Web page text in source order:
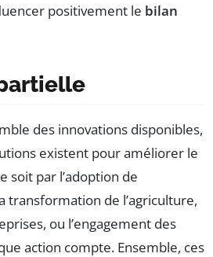
positivement le bilan
des innovations disponibles,
existent pour améliorer le
soit par l’adoption de
transformation de l’agriculture,
ou l’engagement des
action compte. Ensemble, ces